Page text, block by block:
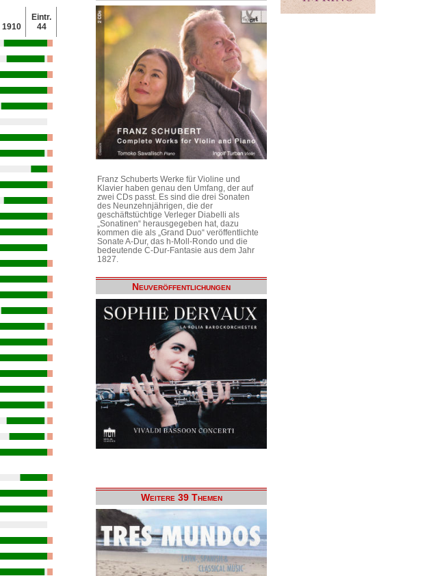
1910
Eintr.
44
Franz Schuberts Werke für Violine und
Klavier haben genau den Umfang, der auf
zwei CDs passt. Es sind die drei Sonaten
des Neunzehnjährigen, die der
geschäftstüchtige Verleger Diabelli als
„Sonatinen“ herausgegeben hat, dazu
kommen die als „Grand Duo“ veröffentlichte
Sonate A-Dur, das h-Moll-Rondo und die
bedeutende C-Dur-Fantasie aus dem Jahr
1827.
Neuveröffentlichungen
Weitere 39 Themen